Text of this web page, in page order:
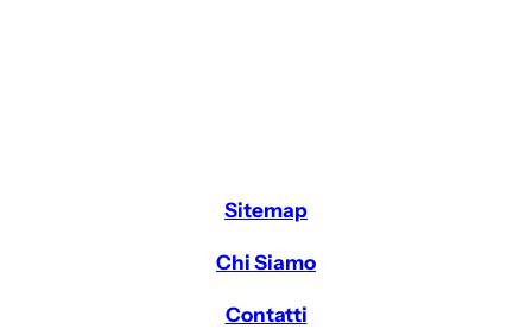
Sitemap
Chi Siamo
Contatti